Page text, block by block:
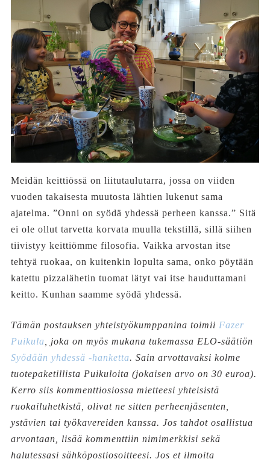
Meidän keittiössä on liitutaulutarra, jossa on viiden
vuoden takaisesta muutosta lähtien lukenut sama
ajatelma. ”Onni on syödä yhdessä perheen kanssa.” Sitä
ei ole ollut tarvetta korvata muulla tekstillä, sillä siihen
tiivistyy keittiömme filosofia. Vaikka arvostan itse
tehtyä ruokaa, on kuitenkin lopulta sama, onko pöytään
katettu pizzalähetin tuomat lätyt vai itse hauduttamani
keitto. Kunhan saamme syödä yhdessä.
Tämän postauksen yhteistyökumppanina toimii Fazer
Puikula , joka on myös mukana tukemassa ELO-säätiön
Syödään yhdessä -hanketta. Sain arvottavaksi kolme
tuotepaketillista Puikuloita (jokaisen arvo on 30 euroa).
Kerro siis kommenttiosiossa mietteesi yhteisistä
ruokailuhetkistä, olivat ne sitten perheenjäsenten,
ystävien tai työkavereiden kanssa. Jos tahdot osallistua
arvontaan, lisää kommenttiin nimimerkkisi sekä
halutessasi sähköpostiosoitteesi. Jos et ilmoita